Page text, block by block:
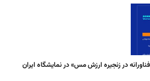
در زنجیره ارزش مس» در نمایشگاه ایران